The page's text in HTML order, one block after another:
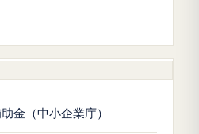
金（中小企業庁）